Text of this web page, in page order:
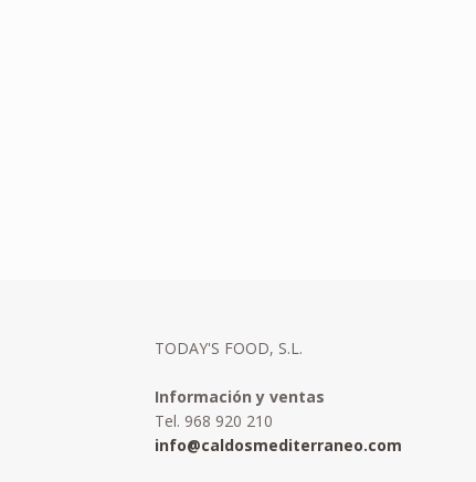
TODAY'S FOOD, S.L.
Información y ventas
Tel. 968 920 210
info@caldosmediterraneo.com